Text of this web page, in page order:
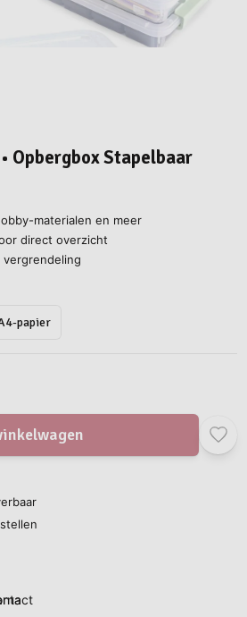
Opbergbox Stapelbaar
materialen en meer
direct overzicht
vergrendeling
papier